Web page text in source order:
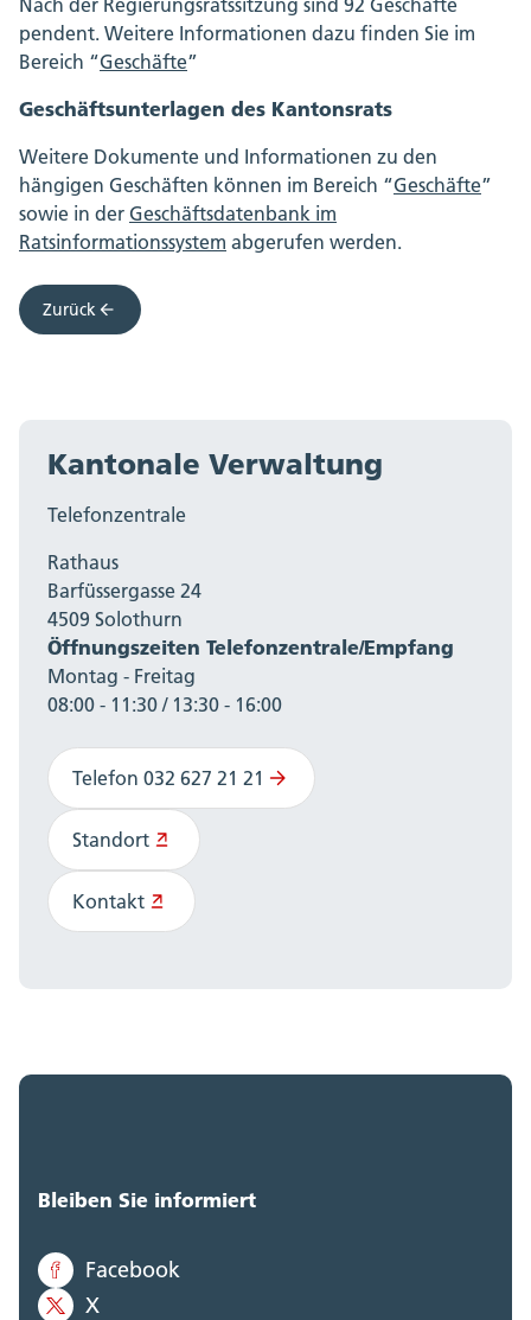
Nach der Regierungsratssitzung sind 92 Geschäfte
pendent. Weitere Informationen dazu finden Sie im
Bereich “Geschäfte”
Geschäftsunterlagen des Kantonsrats
Weitere Dokumente und Informationen zu den
hängigen Geschäften können im Bereich “Geschäfte”
sowie in der Geschäftsdatenbank im
Ratsinformationssystem abgerufen werden.
Zurück
Kantonale Verwaltung
Telefonzentrale
Rathaus
Barfüssergasse 24
4509 Solothurn
Öffnungszeiten Telefonzentrale/Empfang
Montag - Freitag
08:00 - 11:30 / 13:30 - 16:00
Telefon 032 627 21 21
Standort
Kontakt
Bleiben Sie informiert
Facebook
X